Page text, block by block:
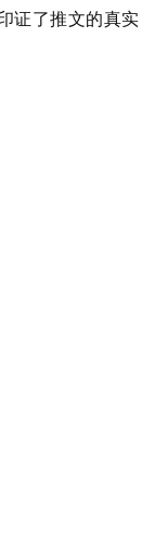
证了推文的真实